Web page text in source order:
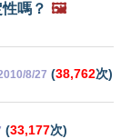
嗎？ 🖼️
8/27 (38,762次)
(33,177次)